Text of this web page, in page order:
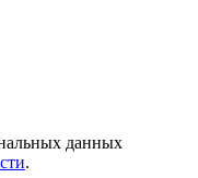
данных
.